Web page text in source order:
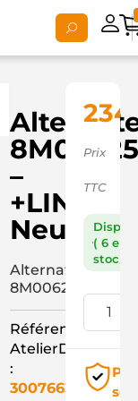
–
+LINE
Neuf
Alternateur
8M0062515+
Référence
AtelierD
:
3007663
Prix
TTC
( 6 en
stock )